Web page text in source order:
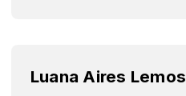
Luana Aires Lemos